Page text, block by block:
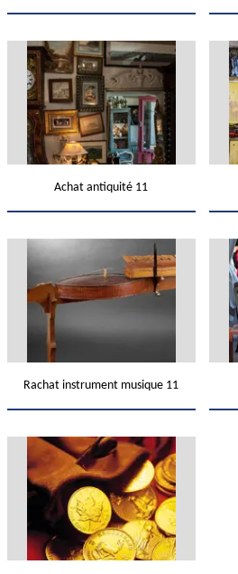
Achat antiquité 11
Rachat instrument musique 11